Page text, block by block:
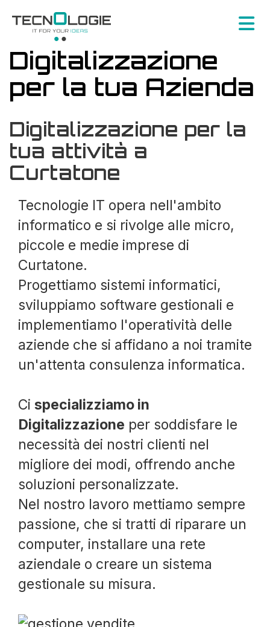
Digitalizzazione
per la tua Azienda
Digitalizzazione per la
tua attività a
Curtatone
Tecnologie IT opera nell'ambito
informatico e si rivolge alle micro,
piccole e medie imprese di
Curtatone.
Progettiamo sistemi informatici,
sviluppiamo software gestionali e
implementiamo l'operatività delle
aziende che si affidano a noi tramite
un'attenta consulenza informatica.
Ci specializziamo in
Digitalizzazione per soddisfare le
necessità dei nostri clienti nel
migliore dei modi, offrendo anche
soluzioni personalizzate.
Nel nostro lavoro mettiamo sempre
passione, che si tratti di riparare un
computer, installare una rete
aziendale o creare un sistema
gestionale su misura.